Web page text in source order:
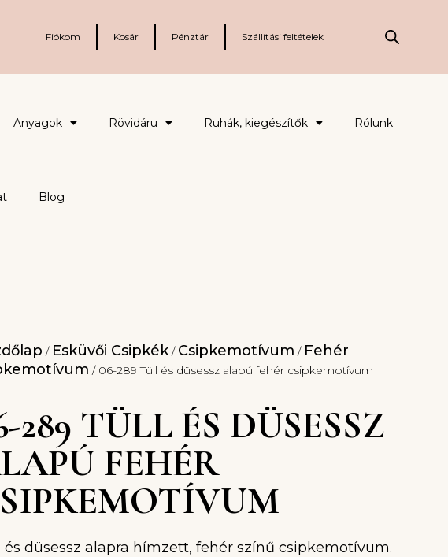
Fiókom Kosár Pénztár Szállítási feltételek
Anyagok Rövidáru Ruhák, kiegészítők Rólunk
Blog
/ Esküvői Csipkék/ Csipkemotívum / Fehér
/ 06-289 Tüll és düsessz alapú fehér csipkemotívum
289 TÜLL ÉS DÜSESSZ
FEHÉR
és düsessz alapra hímzett, fehér színű csipkemotívum.